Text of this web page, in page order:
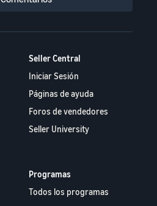
Seller Central
Iniciar Sesión
Páginas de ayuda
Foros de vendedores
Seller University
Programas
Todos los programas